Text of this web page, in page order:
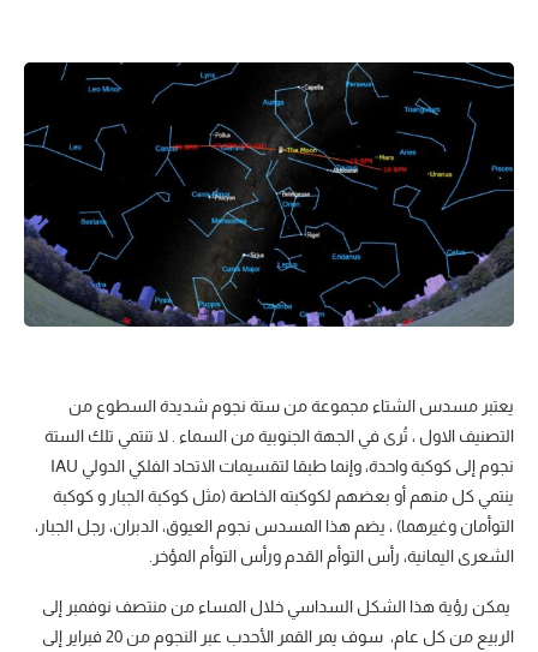
يعتبر مسدس الشتاء مجموعة من ستة نجوم شديدة السطوع من
التصنيف الاول ، تُرى في الجهة الجنوبية من السماء . لا تنتمي تلك الستة
نجوم إلى كوكبة واحدة، وإنما طبقا لتقسيمات الاتحاد الفلكي الدولي IAU
ينتمي كل منهم أو بعضهم لكوكبته الخاصة (مثل كوكبة الجبار و كوكبة
التوأمان وغيرهما) ، يضم هذا المسدس نجوم العيوق، الدبران، رجل الجبار،
الشعرى اليمانية، رأس التوأم القدم ورأس التوأم المؤخر.
يمكن رؤية هذا الشكل السداسي خلال المساء من منتصف نوفمبر إلى
الربيع من كل عام، سوف يمر القمر الأحدب عبر النجوم من 20 فبراير إلى